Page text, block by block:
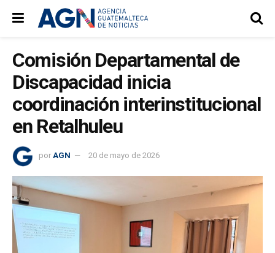
Comisión Departamental de
Discapacidad inicia
coordinación interinstitucional
en Retalhuleu
por AGN 20 de mayo de 2026